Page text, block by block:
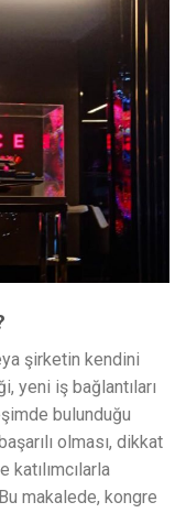
şirketin kendini
yeni iş bağlantıları
bulunduğu
olması, dikkat
makalede, kongre